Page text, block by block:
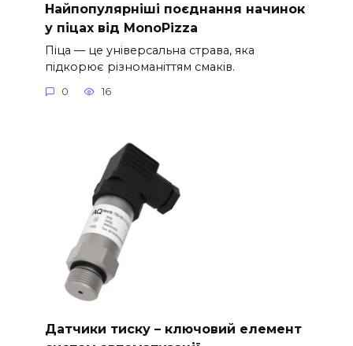
Найпопулярніші поєднання начинок
у піцах від MonoPizza
Піца — це універсальна страва, яка
підкорює різноманіттям смаків.
0 16
Датчики тиску – ключовий елемент